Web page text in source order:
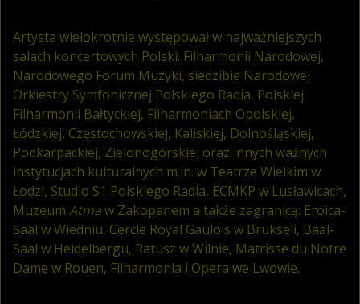
Artysta wielokrotnie występował w najważniejszych
salach koncertowych Polski: Filharmonii Narodowej,
Narodowego Forum Muzyki, siedzibie Narodowej
Orkiestry Symfonicznej Polskiego Radia, Polskiej
Filharmonii Bałtyckiej, Filharmoniach Opolskiej,
Łódzkiej, Częstochowskiej, Kaliskiej, Dolnośląskiej,
Podkarpackiej, Zielonogórskiej oraz innych ważnych
instytucjach kulturalnych m.in. w Teatrze Wielkim w
Łodzi, Studio S1 Polskiego Radia, ECMKP w Lusławicach,
Muzeum Atmaw Zakopanem a także zagranicą: Eroica-
Saal w Wiedniu, Cercle Royal Gaulois w Brukseli, Baal-
Saal w Heidelbergu, Ratusz w Wilnie, Matrisse du Notre
Dame w Rouen, Filharmonia i Opera we Lwowie.